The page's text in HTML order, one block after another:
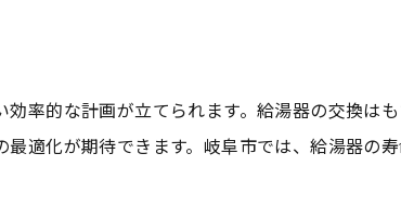
に役立つ水回りリフォームの知恵
りリフォームで実現する故障しにくい住まい
器トラブルを防ぐ水回りリフォーム対策
率的な計画が立てられます。給湯器の交換は
適化が期待できます。岐阜市では、給湯器の